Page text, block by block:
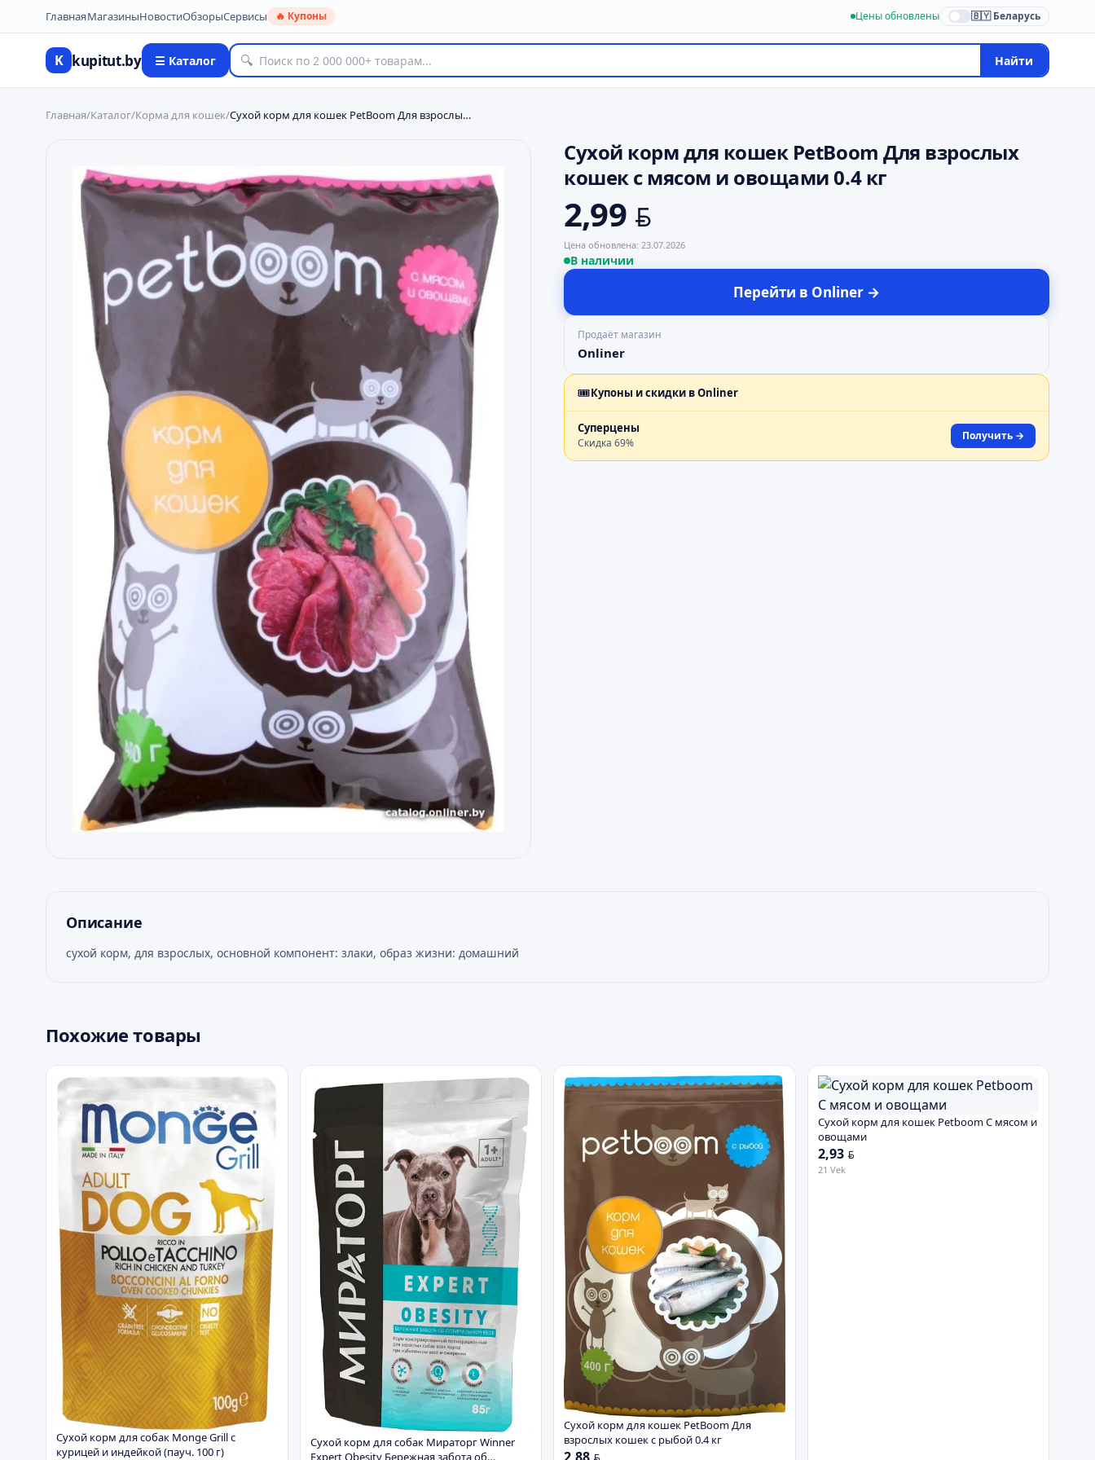
ГлавнаяМагазиныНовостиОбзорыСервисы 🔥 Купоны Цены обновлены 🇧🇾 Беларусь
K kupitut.by ☰ Каталог 🔍 Найти
Главная/Каталог/Корма для кошек/ Сухой корм для кошек PetBoom Для взрослых кошек с мясом и овощами 0.4 кг
Сухой корм для кошек PetBoom Для взрослых
кошек с мясом и овощами 0.4 кг
2,99 BYN
Цена обновлена: 23.07.2026
В наличии
Перейти в Onliner →
Продаёт магазин
Onliner
🎟️Купоны и скидки вOnliner
Суперцены
Скидка 69%
Получить →
Описание
сухой корм, для взрослых, основной компонент: злаки, образ жизни: домашний
Похожие товары
Сухой корм для собак Monge Grill с
курицей и индейкой (пауч. 100 г)
Сухой корм для собак Мираторг Winner
Expert Obesity Бережная забота об
Сухой корм для кошек PetBoom Для
взрослых кошек с рыбой 0.4 кг
BYN
Сухой корм для кошек Petboom С мясом и
овощами
2,93 BYN
21 Vek